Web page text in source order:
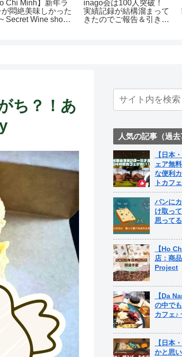
Chi Minh】新年ラ
が悶絶美味しかった
Secret Wine shop
inago会は100人突破！
実績記録が結構溜まって
きたのでご報告＆引き続
ち？！あ
人気の記事（過去
【日本
ェア無
な便利
トカフ
パンに
け取っ
思って
【Ho
店：商
Project
【Da
の中で
カフェ♪
【日本
かと思